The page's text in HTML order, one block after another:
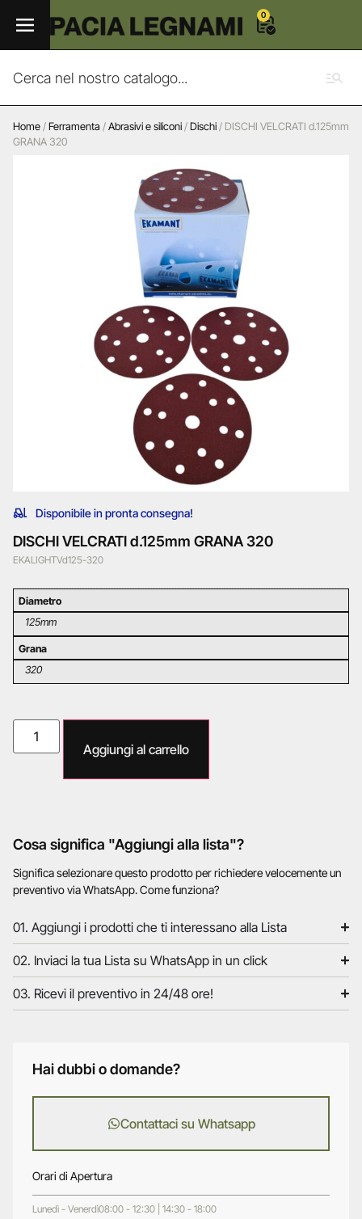
0
Home/Ferramenta /Abrasivi e siliconi/Dischi/ DISCHI VELCRATI d.125mm
GRANA 320
Disponibile in pronta consegna!
DISCHI VELCRATI d.125mm GRANA 320
EKALIGHTVd125-320
Diametro
125mm
Grana
320
Aggiungi al carrello
Cosa significa "Aggiungi alla lista"?
Significa selezionare questo prodotto per richiedere velocemente un
preventivo via WhatsApp. Come funziona?
01. Aggiungi i prodotti che ti interessano alla Lista
02. Inviaci la tua Lista su WhatsApp in un click
03. Ricevi il preventivo in 24/48 ore!
Hai dubbi o domande?
Contattaci su Whatsapp
Orari di Apertura
Lunedì - Venerdì08:00 - 12:30 | 14:30 - 18:00